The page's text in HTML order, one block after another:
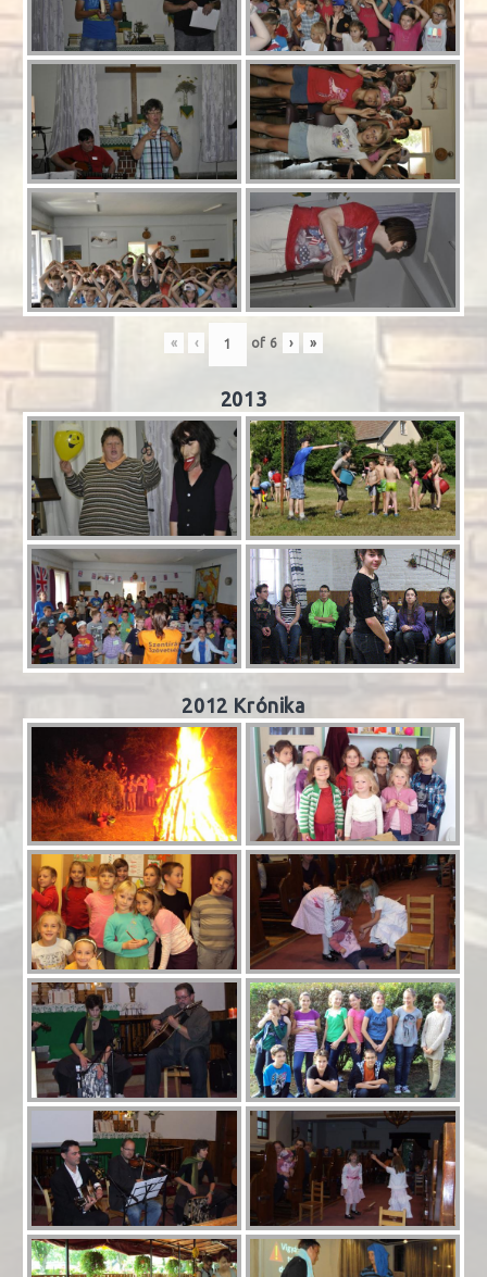
« ‹ of 6 › »
2013
2012 Krónika